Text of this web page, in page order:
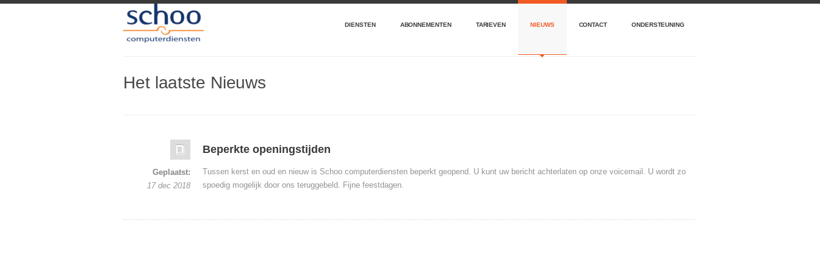
DIENSTEN ABONNEMENTEN TARIEVEN NIEUWS CONTACT ONDERSTEUNING
Het laatste Nieuws
Beperkte openingstijden
Tussen kerst en oud en nieuw is Schoo computerdiensten beperkt geopend. U kunt uw bericht achterlaten op onze voicemail. U wordt zo
spoedig mogelijk door ons teruggebeld. Fijne feestdagen.
Geplaatst:
17 dec 2018